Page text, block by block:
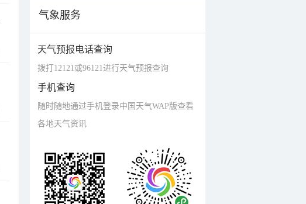
气象服务
天气预报电话查询
拨打12121或96121进行天气预报查询
手机查询
随时随地通过手机登录中国天气WAP版查看
各地天气资讯